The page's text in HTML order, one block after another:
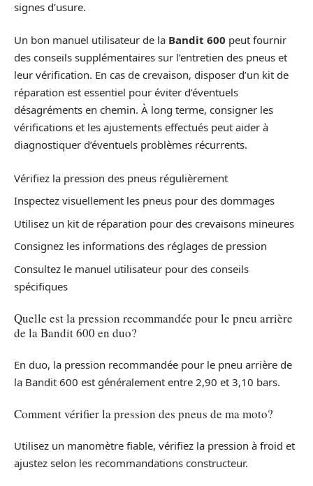
signes d’usure.
Un bon manuel utilisateur de la Bandit 600 peut fournir
des conseils supplémentaires sur l’entretien des pneus et
leur vérification. En cas de crevaison, disposer d’un kit de
réparation est essentiel pour éviter d’éventuels
désagréments en chemin. À long terme, consigner les
vérifications et les ajustements effectués peut aider à
diagnostiquer d’éventuels problèmes récurrents.
Vérifiez la pression des pneus régulièrement
Inspectez visuellement les pneus pour des dommages
Utilisez un kit de réparation pour des crevaisons mineures
Consignez les informations des réglages de pression
Consultez le manuel utilisateur pour des conseils
spécifiques
Quelle est la pression recommandée pour le pneu arrière
de la Bandit 600 en duo?
En duo, la pression recommandée pour le pneu arrière de
la Bandit 600 est généralement entre 2,90 et 3,10 bars.
Comment vérifier la pression des pneus de ma moto?
Utilisez un manomètre fiable, vérifiez la pression à froid et
ajustez selon les recommandations constructeur.